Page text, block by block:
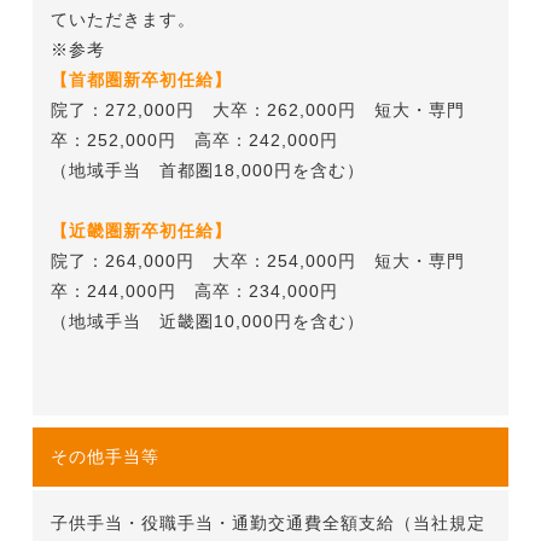
ていただきます。
※参考
【首都圏新卒初任給】
院了：272,000円 大卒：262,000円 短大・専門
卒：252,000円 高卒：242,000円
（地域手当 首都圏18,000円を含む）
【近畿圏新卒初任給】
院了：264,000円 大卒：254,000円 短大・専門
卒：244,000円 高卒：234,000円
（地域手当 近畿圏10,000円を含む）
その他手当等
子供手当・役職手当・通勤交通費全額支給（当社規定